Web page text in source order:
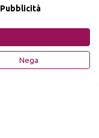
Pubblicità
Nega